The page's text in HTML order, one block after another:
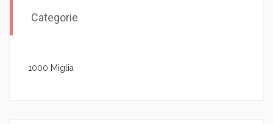
Categorie
1000 Miglia